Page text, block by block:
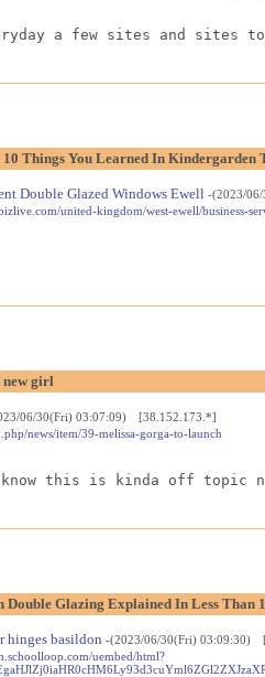
a few sites and sites
10 Things You Learned In
Double Glazed Windows Ewell -(2023/
united-kingdom/west-ewell/business-
new girl
06/30(Fri) 03:07:09) [38.152.173.*]
news/item/39-melissa-gorga-to-launch
this is kinda off topic
Double Glazing Explained In Less Than
hinges basildon -(2023/06/30(Fri) 03:09:30)
uembed/html?